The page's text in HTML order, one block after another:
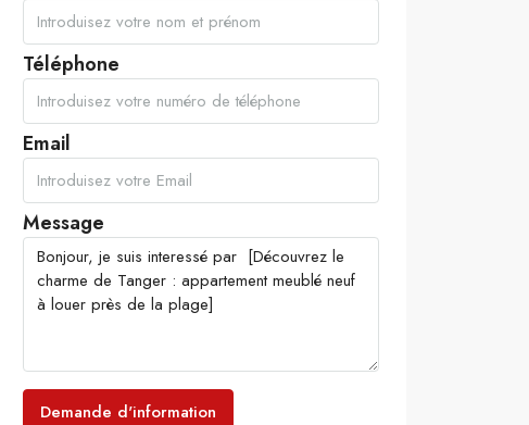
Téléphone
Email
Message
Demande d'information